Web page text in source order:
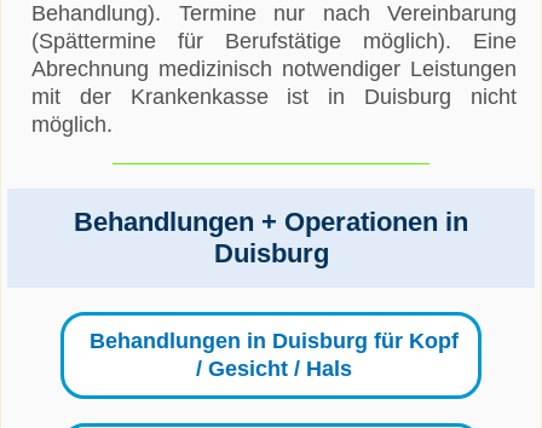
Behandlung). Termine nur nach Vereinbarung
(Spättermine für Berufstätige möglich). Eine
Abrechnung medizinisch notwendiger Leistungen
mit der Krankenkasse ist in Duisburg nicht
möglich.
Behandlungen + Operationen in
Duisburg
Behandlungen in Duisburg für Kopf
/ Gesicht / Hals